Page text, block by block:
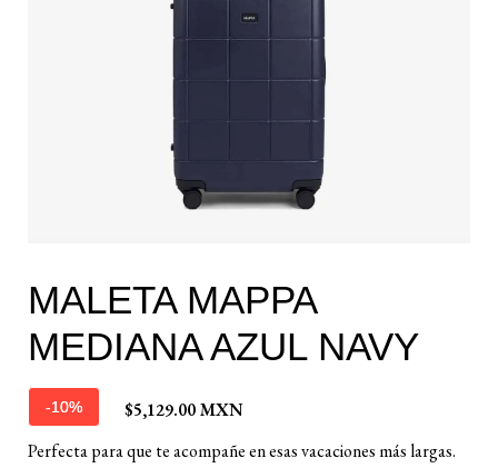
MALETA MAPPA
MEDIANA AZUL NAVY
-10%
$5,129.00 MXN
Perfecta para que te acompañe en esas vacaciones más largas.